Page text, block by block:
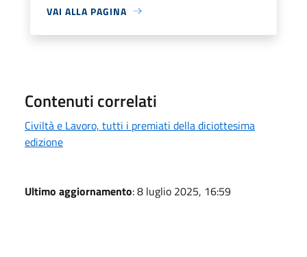
VAI ALLA PAGINA
Contenuti correlati
Civiltà e Lavoro, tutti i premiati della diciottesima
edizione
Ultimo aggiornamento: 8 luglio 2025, 16:59